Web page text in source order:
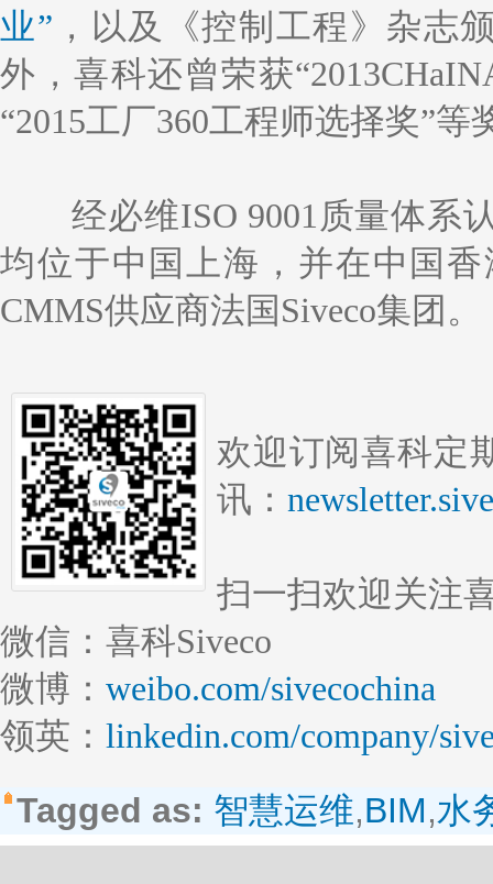
业” ，以及《控制工程》杂志
外，喜科还曾荣获
“2015工厂360工程师选择奖”等
经必维ISO 9001质量体系
均位于中国上海，并在中国
CMMS供应商法国Siveco集团。
欢迎订阅喜科定
讯：
扫一扫欢迎关注
微信：喜科Siveco
微博： weibo.com/sivecochina
领英： linkedin.com/company/
Tagged as: 智慧运维,BIM,水